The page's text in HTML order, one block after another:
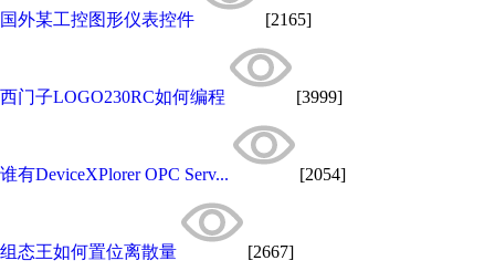
国外某工控图形仪表控件 [2165]
西门子LOGO230RC如何编程 [3999]
谁有DeviceXPlorer OPC Serv... [2054]
组态王如何置位离散量 [2667]